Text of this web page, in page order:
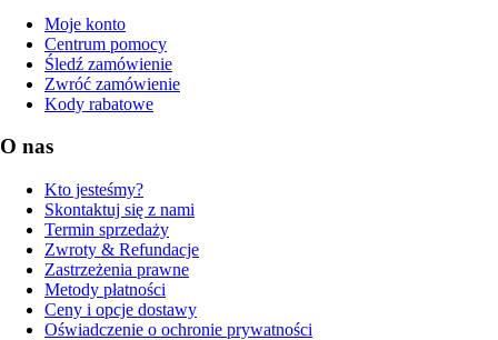
Moje konto
Centrum pomocy
Śledź zamówienie
Zwróć zamówienie
Kody rabatowe
O nas
Kto jesteśmy?
Skontaktuj się z nami
Termin sprzedaży
Zwroty & Refundacje
Zastrzeżenia prawne
Metody płatności
Ceny i opcje dostawy
Oświadczenie o ochronie prywatności